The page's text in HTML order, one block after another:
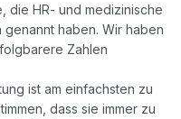
die HR- und medizinische
haben. Wir haben
Zahlen
ist am einfachsten zu
dass sie immer zu